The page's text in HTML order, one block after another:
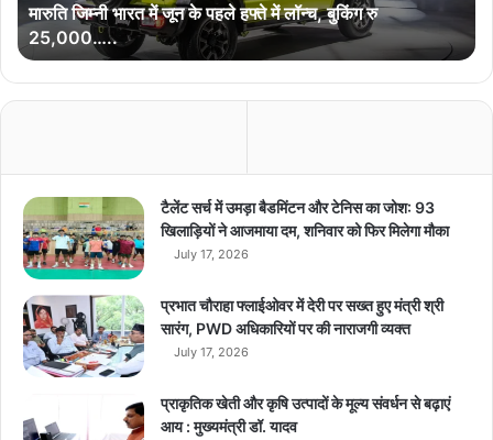
न
के
ह
फ्ते
में
लॉ
न्च
बु
किं
ग
5
मारुति जिम्नी भारत में जून के पहले हफ्ते में लॉन्च, बुकिंग रु
25,000…..
टैलेंट सर्च में उमड़ा बैडमिंटन और टेनिस का जोश: 93
खिलाड़ियों ने आजमाया दम, शनिवार को फिर मिलेगा मौका
July 17, 2026
प्रभात चौराहा फ्लाईओवर में देरी पर सख्त हुए मंत्री श्री
सारंग, PWD अधिकारियों पर की नाराजगी व्यक्त
July 17, 2026
प्राकृतिक खेती और कृषि उत्पादों के मूल्य संवर्धन से बढ़ाएं
आय : मुख्यमंत्री डॉ. यादव